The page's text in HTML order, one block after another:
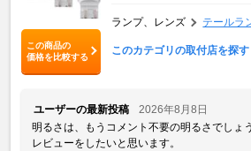
この商品の
価格を比較する
ランプ、レンズ テールラ
このカテゴリの取付店を探す
ユーザーの最新投稿
2026年8月8日
明るさは、もうコメント不要の明るさでしょ
レビューをしたいと思います。